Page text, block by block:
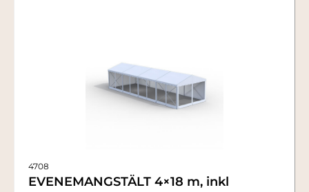
4708
EVENEMANGSTÄLT 4×18 m, inkl